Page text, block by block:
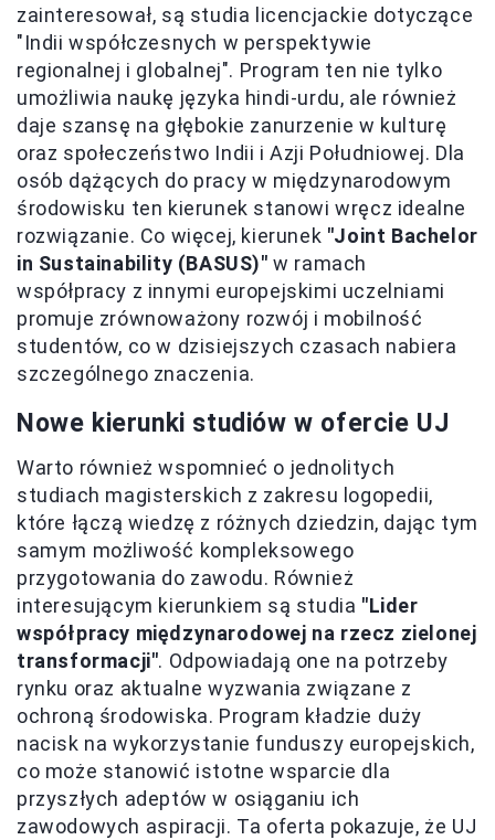
zainteresował, są studia licencjackie dotyczące
"Indii współczesnych w perspektywie
regionalnej i globalnej". Program ten nie tylko
umożliwia naukę języka hindi-urdu, ale również
daje szansę na głębokie zanurzenie w kulturę
oraz społeczeństwo Indii i Azji Południowej. Dla
osób dążących do pracy w międzynarodowym
środowisku ten kierunek stanowi wręcz idealne
rozwiązanie. Co więcej, kierunek "Joint Bachelor
in Sustainability (BASUS)" w ramach
współpracy z innymi europejskimi uczelniami
promuje zrównoważony rozwój i mobilność
studentów, co w dzisiejszych czasach nabiera
szczególnego znaczenia.
Nowe kierunki studiów w ofercie UJ
Warto również wspomnieć o jednolitych
studiach magisterskich z zakresu logopedii,
które łączą wiedzę z różnych dziedzin, dając tym
samym możliwość kompleksowego
przygotowania do zawodu. Również
interesującym kierunkiem są studia "Lider
współpracy międzynarodowej na rzecz zielonej
transformacji". Odpowiadają one na potrzeby
rynku oraz aktualne wyzwania związane z
ochroną środowiska. Program kładzie duży
nacisk na wykorzystanie funduszy europejskich,
co może stanowić istotne wsparcie dla
przyszłych adeptów w osiąganiu ich
zawodowych aspiracji. Ta oferta pokazuje, że UJ